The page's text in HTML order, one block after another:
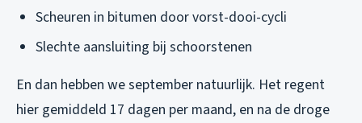
Scheuren in bitumen door vorst-dooi-cycli
Slechte aansluiting bij schoorstenen
En dan hebben we september natuurlijk. Het regent
hier gemiddeld 17 dagen per maand, en na de droge